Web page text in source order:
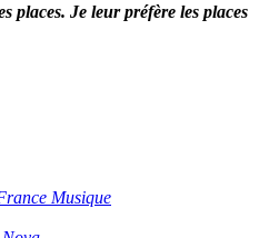
places. Je leur préfère les places
Musique